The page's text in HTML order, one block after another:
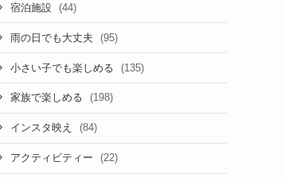
宿泊施設 (44)
雨の日でも大丈夫 (95)
小さい子でも楽しめる (135)
家族で楽しめる (198)
インスタ映え (84)
アクティビティー (22)